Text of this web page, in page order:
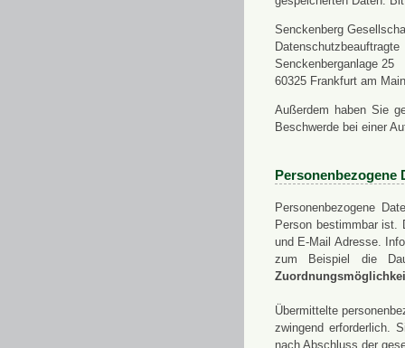
Senckenberg
Datenschutzbeauftragte
Senckenberganlage 25
60325 Frankfurt am Main
Außerdem haben Sie
Beschwerde bei einer
Personenbezogene
Personenbezogene
Person bestimmbar ist.
und E-Mail Adresse.
zum Beispiel die
Übermittelte
zwingend erforderlich.
nach Abschluss der